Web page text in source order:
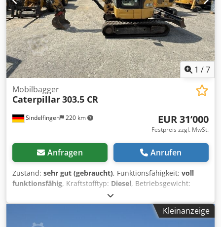
1 /7
Sindelfingen 220 km
Mobilbagger
Caterpillar303.5 CR
EUR 31’000
Festpreis zzgl. MwSt.
Anfragen Anrufen
Zustand: sehr gut (gebraucht), Funktionsfähigkeit: voll
funktionsfähig, Kraftstofftyp: Diesel, Betriebsgewicht:
, Betriebsstunden:
Ausstattung:Gummiketten, * 2.434 Stunden * Motor: Cat
C1.7 * Motorleistung 24,8 kW * Emissionsstufe: EU Stufe V
* Einsatzgewicht: 3.580 kg * Abmessungen
Kleinanzeige